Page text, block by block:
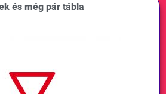
és még pár tábla